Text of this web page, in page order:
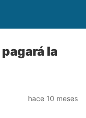
la
hace 10 meses